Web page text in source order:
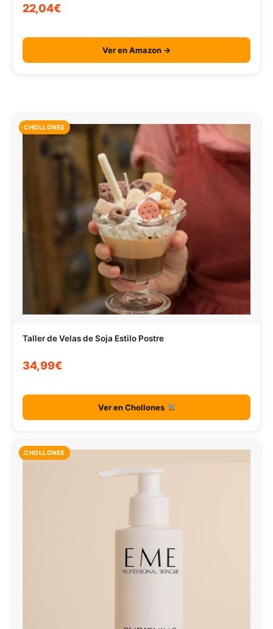
22,04€
Ver en Amazon →
CHOLLONES
Taller de Velas de Soja Estilo Postre
34,99€
Ver en Chollones
CHOLLONES